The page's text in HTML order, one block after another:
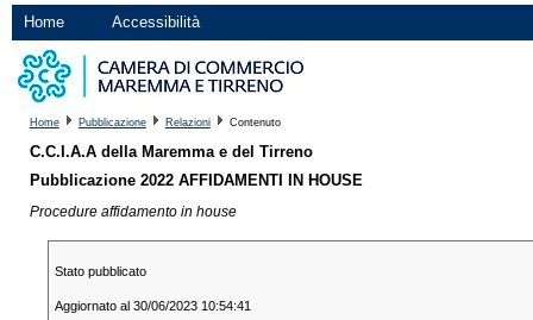
Home Accessibilità
Home Pubblicazione Relazioni Contenuto
C.C.I.A.A della Maremma e del Tirreno
Pubblicazione 2022 AFFIDAMENTI IN HOUSE
Procedure affidamento in house
Stato pubblicato
Aggiornato al 30/06/2023 10:54:41